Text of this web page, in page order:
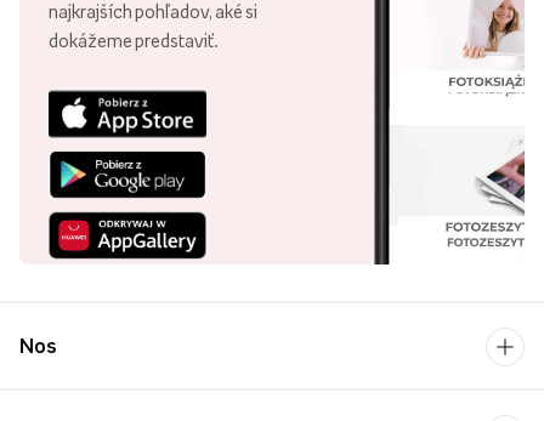
najkrajších pohľadov, aké si
dokážeme predstaviť.
Nos